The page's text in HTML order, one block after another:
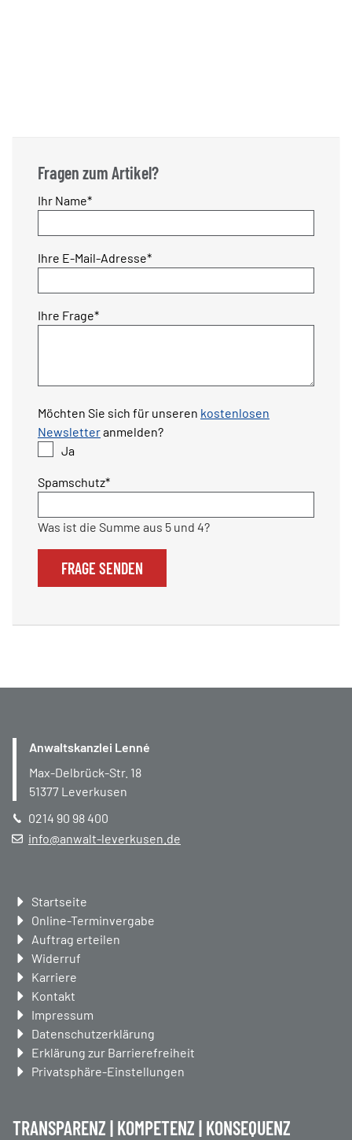
Fragen zum Artikel?
Pflichtfeld
Ihr Name*
Pflichtfeld
Ihre E-Mail-Adresse*
Pflichtfeld
Ihre Frage*
Möchten Sie sich für unseren kostenlosen
Newsletteranmelden?
Ja
Pflichtfeld
Spamschutz*
Was ist die Summe aus 5 und 4?
FRAGE SENDEN
Anwaltskanzlei Lenné
Max-Delbrück-Str. 18
51377 Leverkusen
0214 90 98 400
info@anwalt-leverkusen.de
Navigation
überspringen
Startseite
Online-Terminvergabe
Auftrag erteilen
Widerruf
Karriere
Kontakt
Impressum
Datenschutzerklärung
Erklärung zur Barrierefreiheit
Privatsphäre-Einstellungen
TRANSPARENZ | KOMPETENZ | KONSEQUENZ